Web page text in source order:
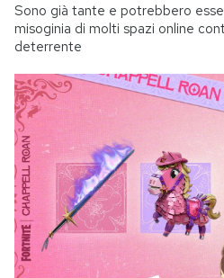
Sono già tante e potrebbero
misoginia di molti spazi online
deterrente